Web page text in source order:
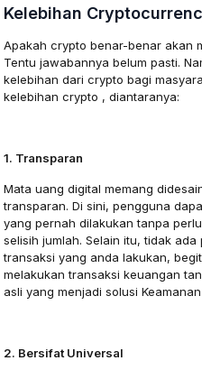
Kelebihan
Apakah crypto benar-benar akan
Tentu jawabannya belum pasti.
kelebihan dari crypto bagi
kelebihan crypto , diantaranya:
1. Transparan
Mata uang digital memang
transparan. Di sini, pengguna
yang pernah dilakukan tanpa
selisih jumlah. Selain itu, tidak
transaksi yang anda lakukan,
melakukan transaksi keuangan
asli yang menjadi solusi
2. Bersifat Universal